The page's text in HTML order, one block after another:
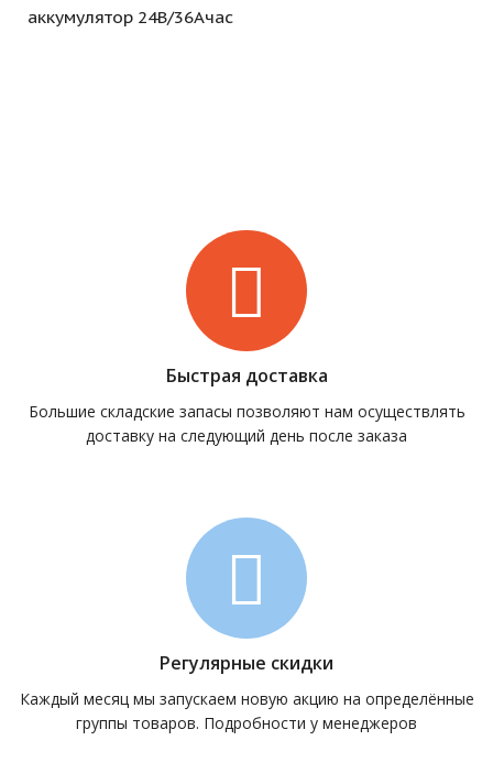
аккумулятор 24В/36Ачас
Быстрая доставка
Большие складские запасы позволяют нам осуществлять
доставку на следующий день после заказа
Регулярные скидки
Каждый месяц мы запускаем новую акцию на определённые
группы товаров. Подробности у менеджеров